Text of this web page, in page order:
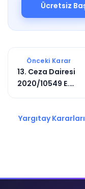
Ücretsiz
Önceki Karar
13. Ceza Dairesi
2020/10549 E.
Yargıtay Kararları